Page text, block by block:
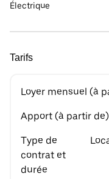
Électrique
Tarifs
Loyer mensuel (à
Apport (à partir de)
Type de
contrat et
durée